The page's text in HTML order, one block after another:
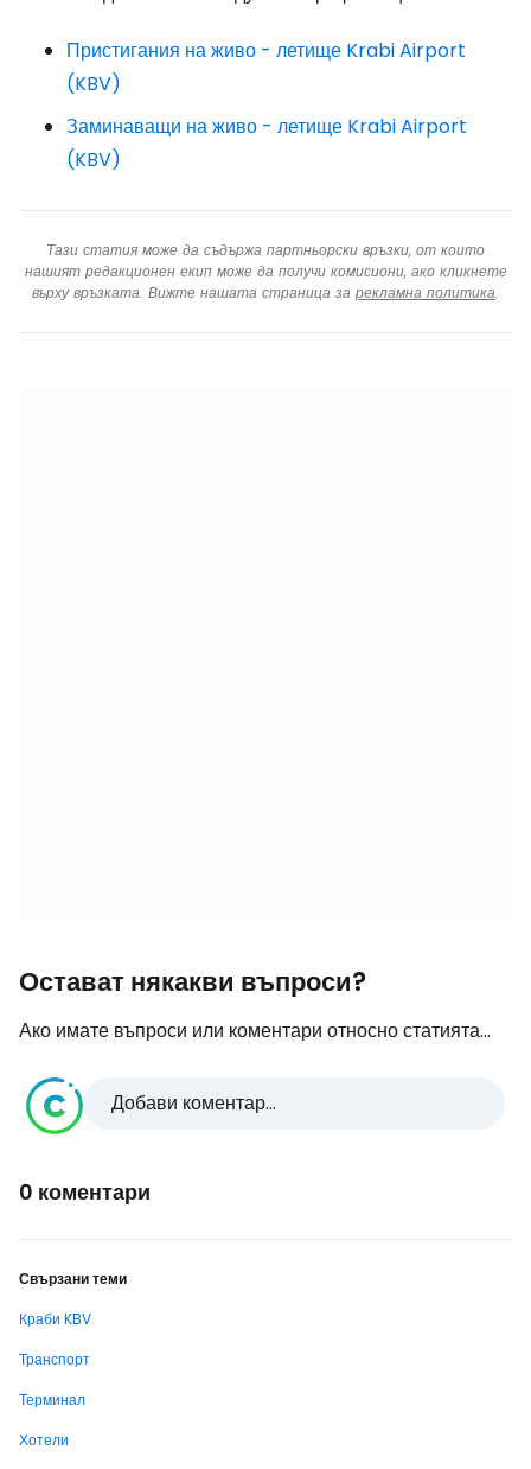
Пристигания на живо - летище Krabi Airport
(KBV)
Заминаващи на живо - летище Krabi Airport
(KBV)
Тази статия може да съдържа партньорски връзки, от които
нашият редакционен екип може да получи комисиони, ако кликнете
върху връзката. Вижте нашата страница за рекламна политика.
Остават някакви въпроси?
Ако имате въпроси или коментари относно статията...
Добави коментар...
0 коментари
Свързани теми
Краби KBV
Транспорт
Терминал
Хотели